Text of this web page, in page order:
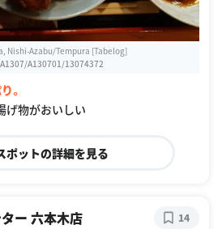
Nishi-Azabu/Tempura [Tabelog]
A130701/13074372
。
げ物がおいしい
ポットの詳細を見る
ー 六本木店 14